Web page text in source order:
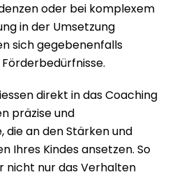
oder bei komplexem
in der Umsetzung
sich gegebenenfalls
direkt in das Coaching
präzise und
die an den Stärken und
Ihres Kindes ansetzen. So
nicht nur das Verhalten